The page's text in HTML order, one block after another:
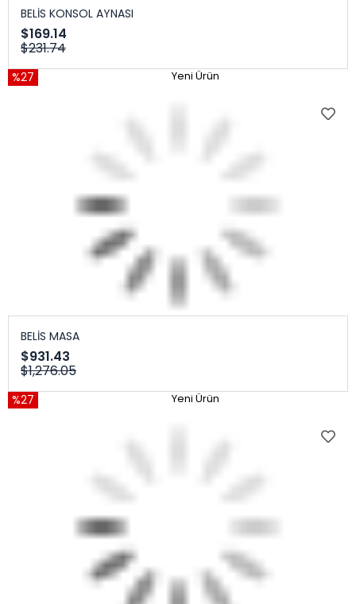
BELİS KONSOL AYNASI
$169.14
$231.74
%27 Yeni Ürün
BELİS MASA
$931.43
$1,276.05
%27 Yeni Ürün